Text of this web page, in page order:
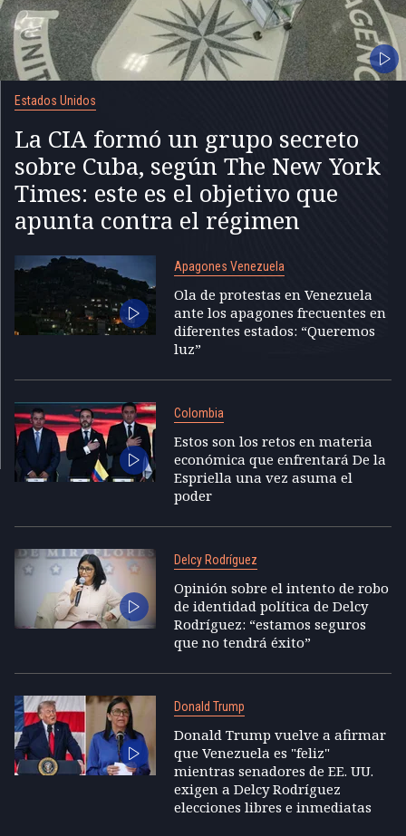
Estados Unidos
La CIA formó un grupo secreto
sobre Cuba, según The New York
Times: este es el objetivo que
apunta contra el régimen
Apagones Venezuela
Ola de protestas en Venezuela
ante los apagones frecuentes en
diferentes estados: “Queremos
luz”
Colombia
Estos son los retos en materia
económica que enfrentará De la
Espriella una vez asuma el
poder
Delcy Rodríguez
Opinión sobre el intento de robo
de identidad política de Delcy
Rodríguez: “estamos seguros
que no tendrá éxito”
Donald Trump
Donald Trump vuelve a afirmar
que Venezuela es "feliz"
mientras senadores de EE. UU.
exigen a Delcy Rodríguez
elecciones libres e inmediatas